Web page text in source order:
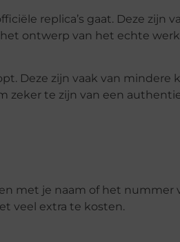
replica’s gaat. Deze zijn
ontwerp van het echte
Deze zijn vaak van mindere
zeker te zijn van een
met je naam of het nummer
veel extra te kosten.